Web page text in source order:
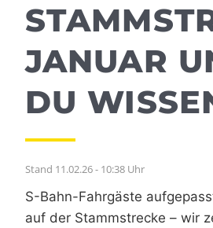
JANUAR
DU
Stand 11.02.26 - 10:38 Uhr
S-Bahn-Fahrgäste
auf der Stammstrecke – wir